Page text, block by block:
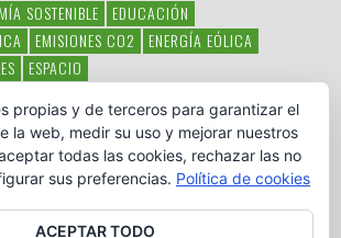
SOSTENIBLE
EDUCACIÓN
EMISIONES CO2
ENERGÍA EÓLICA
ESPACIO
MEDIO AMBIENTE
MÉXICO
ONGS PAZ POBREZA POESÍA
POLITICA
RSC RSE
SOBERANÍA ALIMENTARIA
TECNOLOGÍA VERTIDO PETROLEO
propias y de terceros para garantizar el
la web, medir su uso y mejorar nuestros
todas las cookies, rechazar las no
sus preferencias. Política de cookies
ACEPTAR TODO